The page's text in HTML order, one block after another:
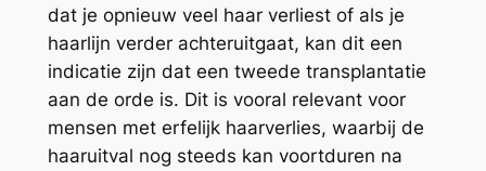
dat je opnieuw veel haar verliest of als je
haarlijn verder achteruitgaat, kan dit een
indicatie zijn dat een tweede transplantatie
aan de orde is. Dit is vooral relevant voor
mensen met erfelijk haarverlies, waarbij de
haaruitval nog steeds kan voortduren na